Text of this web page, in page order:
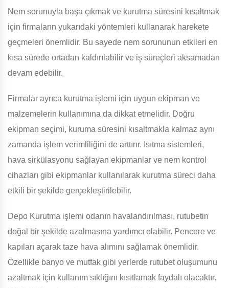
Nem sorunuyla başa çıkmak ve kurutma süresini kısaltmak
için firmaların yukarıdaki yöntemleri kullanarak harekete
geçmeleri önemlidir. Bu sayede nem sorununun etkileri en
kısa sürede ortadan kaldırılabilir ve iş süreçleri aksamadan
devam edebilir.
Firmalar ayrıca kurutma işlemi için uygun ekipman ve
malzemelerin kullanımına da dikkat etmelidir. Doğru
ekipman seçimi, kuruma süresini kısaltmakla kalmaz aynı
zamanda işlem verimliliğini de arttırır. Isıtma sistemleri,
hava sirkülasyonu sağlayan ekipmanlar ve nem kontrol
cihazları gibi ekipmanlar kullanılarak kurutma süreci daha
etkili bir şekilde gerçekleştirilebilir.
Depo Kurutma işlemi odanın havalandırılması, rutubetin
doğal bir şekilde azalmasına yardımcı olabilir. Pencere ve
kapıları açarak taze hava alımını sağlamak önemlidir.
Özellikle banyo ve mutfak gibi yerlerde rutubet oluşumunu
azaltmak için kullanım sıklığını kısıtlamak faydalı olacaktır.